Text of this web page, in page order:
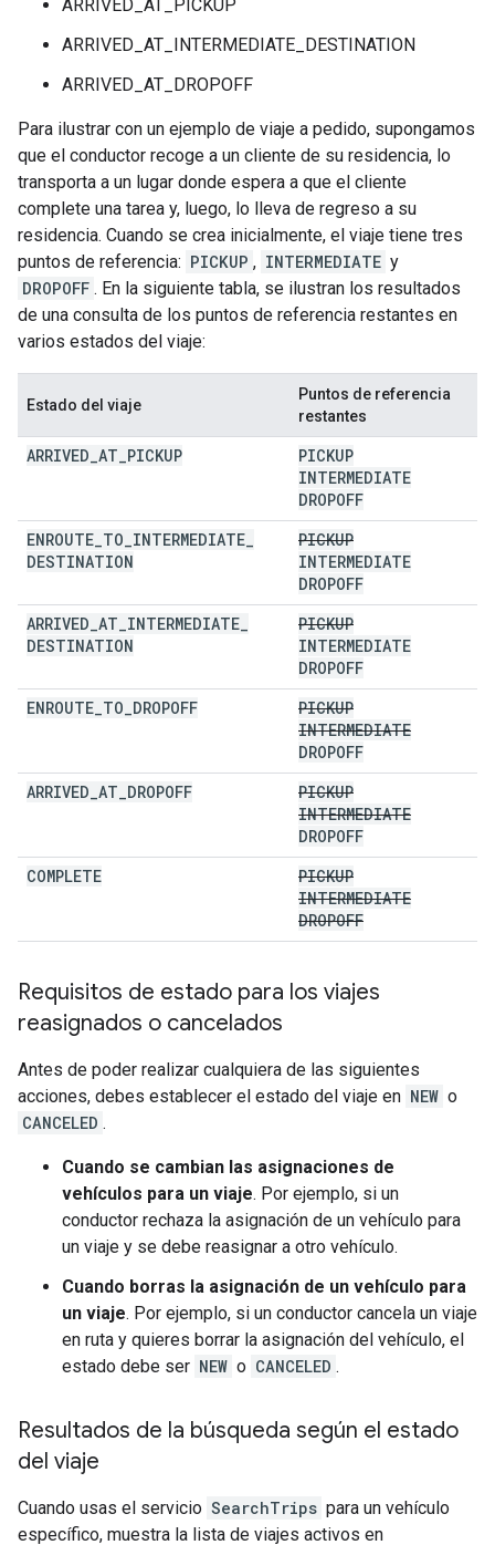
ARRIVED_AT_PICKUP
ARRIVED_AT_INTERMEDIATE_DESTINATION
ARRIVED_AT_DROPOFF
Para ilustrar con un ejemplo de viaje a pedido, supongamos
que el conductor recoge a un cliente de su residencia, lo
transporta a un lugar donde espera a que el cliente
complete una tarea y, luego, lo lleva de regreso a su
residencia. Cuando se crea inicialmente, el viaje tiene tres
puntos de referencia: PICKUP , INTERMEDIATE y
DROPOFF . En la siguiente tabla, se ilustran los resultados
de una consulta de los puntos de referencia restantes en
varios estados del viaje:
Estado del viaje
Puntos de referencia
restantes
ARRIVED AT PICKUP
PICKUP
INTERMEDIATE
DROPOFF
ENROUTE TO INTERMEDIATE
DESTINATION
PICKUP
INTERMEDIATE
DROPOFF
ARRIVED AT INTERMEDIATE
DESTINATION
PICKUP
INTERMEDIATE
DROPOFF
ENROUTE TO DROPOFF
PICKUP
INTERMEDIATE
DROPOFF
ARRIVED AT DROPOFF
PICKUP
INTERMEDIATE
DROPOFF
COMPLETE
PICKUP
INTERMEDIATE
DROPOFF
Requisitos de estado para los viajes
reasignados o cancelados
Antes de poder realizar cualquiera de las siguientes
acciones, debes establecer el estado del viaje en NEW o
CANCELED .
Cuando se cambian las asignaciones de
vehículos para un viaje. Por ejemplo, si un
conductor rechaza la asignación de un vehículo para
un viaje y se debe reasignar a otro vehículo.
Cuando borras la asignación de un vehículo para
un viaje. Por ejemplo, si un conductor cancela un viaje
en ruta y quieres borrar la asignación del vehículo, el
estado debe ser NEW o CANCELED .
Resultados de la búsqueda según el estado
del viaje
Cuando usas el servicio SearchTrips para un vehículo
específico, muestra la lista de viajes activos en